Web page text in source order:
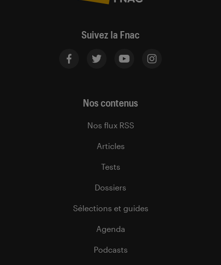
Suivez la Fnac
Nos contenus
Nos flux RSS
Articles
Tests
Dossiers
Sélections et guides
Agenda
Podcasts